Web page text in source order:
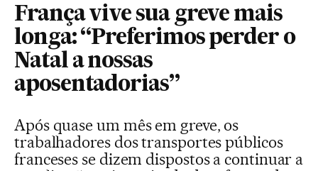
França vive sua greve mais
longa: “Preferimos perder o
Natal a nossas
aposentadorias”
Após quase um mês em greve, os
trabalhadores dos transportes públicos
franceses se dizem dispostos a continuar a